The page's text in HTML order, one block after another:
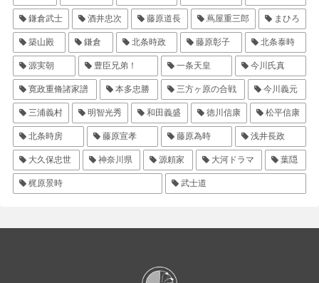
鎌倉武士 酒井忠次 藤原道長 蔦屋重三郎 まひろ
築山殿 鎌倉 北条時政 藤原彰子 北条泰時
源実朝 豊臣兄弟！ 一条天皇 今川氏真
寛政重脩諸家譜 本多忠勝 三方ヶ原の合戦 今川義元
三浦義村 明智光秀 和田義盛 徳川信康 松平信康
北条時房 藤原宣孝 藤原為時 浅井長政
大久保忠世 神奈川県 源頼家 大河ドラマ 葉隠
梶原景時 武士道